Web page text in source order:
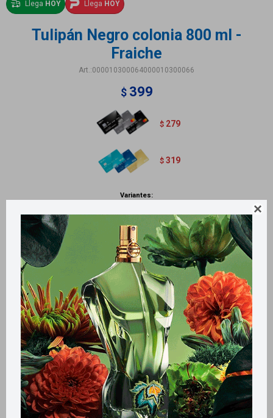

Llega HOY Llega HOY
Tulipán Negro colonia 800 ml -
Fraiche
000010300064000010300066
$ 399
$ 279
$ 319
Variantes:
Métodos y costos de envío
Retiros gratuitos en tiendas
Productos que te pueden interesar